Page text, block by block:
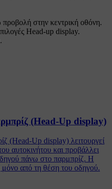
στην κεντρική οθόνη.
Head-up display.
.
(Head-Up display)
(Head-Up display) λειτουργεί
αυτοκινήτου και προβάλλει
πάνω στο παρμπρίζ. Η
μόνο από τη θέση του οδηγού.